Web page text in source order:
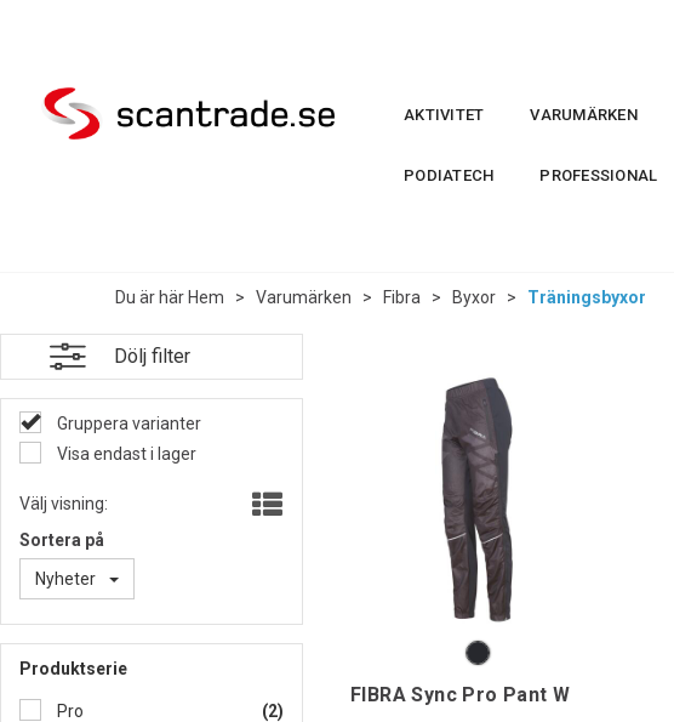
AKTIVITET VARUMÄRKEN
PODIATECH PROFESSIONAL
Du är här Hem > Varumärken > Fibra > Byxor > Träningsbyxor
Dölj filter
Gruppera varianter
Visa endast i lager
Välj visning:
Sortera på
Nyheter
Produktserie
Pro
(2)
FIBRA Sync Pro Pant W